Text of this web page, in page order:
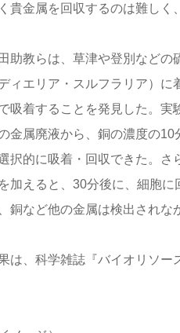
貴金属を回収するのは難しく
助教らは、草津や登別など
ィエリア・スルフラリア）に
吸着することを発見した。
金属廃液から、銅の濃度の
択的に吸着・回収できた。
加えると、30分後に、細胞
銅など他の金属は検出されな
は、科学雑誌『バイオリソー